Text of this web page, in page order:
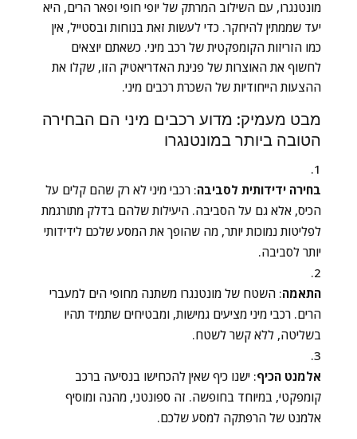
מונטנגרו, עם השילוב המרתק של יופי חופי ופאר הרים, היא
יעד שממתין להיחקר. כדי לעשות זאת בנוחות ובסטייל, אין
כמו הזריזות הקומפקטית של רכב מיני. כשאתם יוצאים
לחשוף את האוצרות של פנינת האדריאטיק הזו, שקלו את
ההצעות הייחודיות של השכרת רכבים מיני.
מבט מעמיק: מדוע רכבים מיני הם הבחירה
הטובה ביותר במונטנגרו
בחירה ידידותית לסביבה: רכבי מיני לא רק שהם קלים על
הכיס, אלא גם על הסביבה. היעילות שלהם בדלק מתורגמת
לפליטות נמוכות יותר, מה שהופך את המסע שלכם לידידותי
יותר לסביבה.
התאמה: השטח של מונטנגרו משתנה מחופי הים למעברי
הרים. רכבי מיני מציעים גמישות, ומבטיחים שתמיד תהיו
בשליטה, ללא קשר לשטח.
אלמנט הכיף: ישנו כיף שאין להכחישו בנסיעה ברכב
קומפקטי, במיוחד בחופשה. זה ספונטני, מהנה ומוסיף
אלמנט של הרפתקה למסע שלכם.